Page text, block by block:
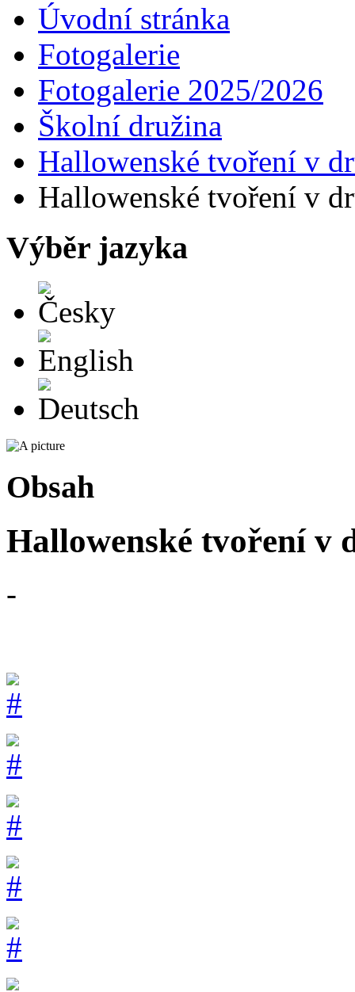
Úvodní stránka
Fotogalerie
Fotogalerie 2025/2026
Školní družina
Hallowenské tvoření v
Hallowenské tvoření v
Výběr jazyka
Obsah
Hallowenské tvoření v
-